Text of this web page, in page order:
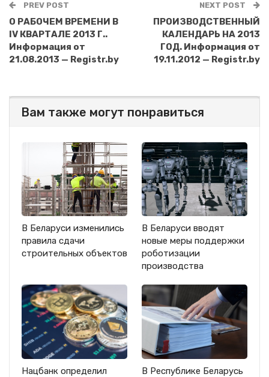
PREV POST
О РАБОЧЕМ ВРЕМЕНИ В
IV КВАРТАЛЕ 2013 Г..
Информация от
21.08.2013 — Registr.by
NEXT POST
ПРОИЗВОДСТВЕННЫЙ
КАЛЕНДАРЬ НА 2013
ГОД. Информация от
19.11.2012 — Registr.by
Вам также могут понравиться
В Беларуси изменились
правила сдачи
строительных объектов
В Беларуси вводят
новые меры поддержки
роботизации
производства
Нацбанк определил
В Республике Беларусь